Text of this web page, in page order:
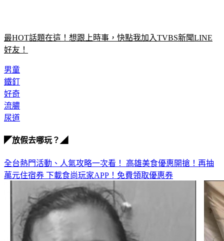
最HOT話題在這！想跟上時事，快點我加入TVBS新聞LINE
好友！
男童
鐵釘
好奇
流膿
尿道
◤放假去哪玩？◢
全台熱門活動、人氣攻略一次看！ 高雄美食優惠開搶！再抽
萬元住宿券 下載食尚玩家APP！免費領取優惠券